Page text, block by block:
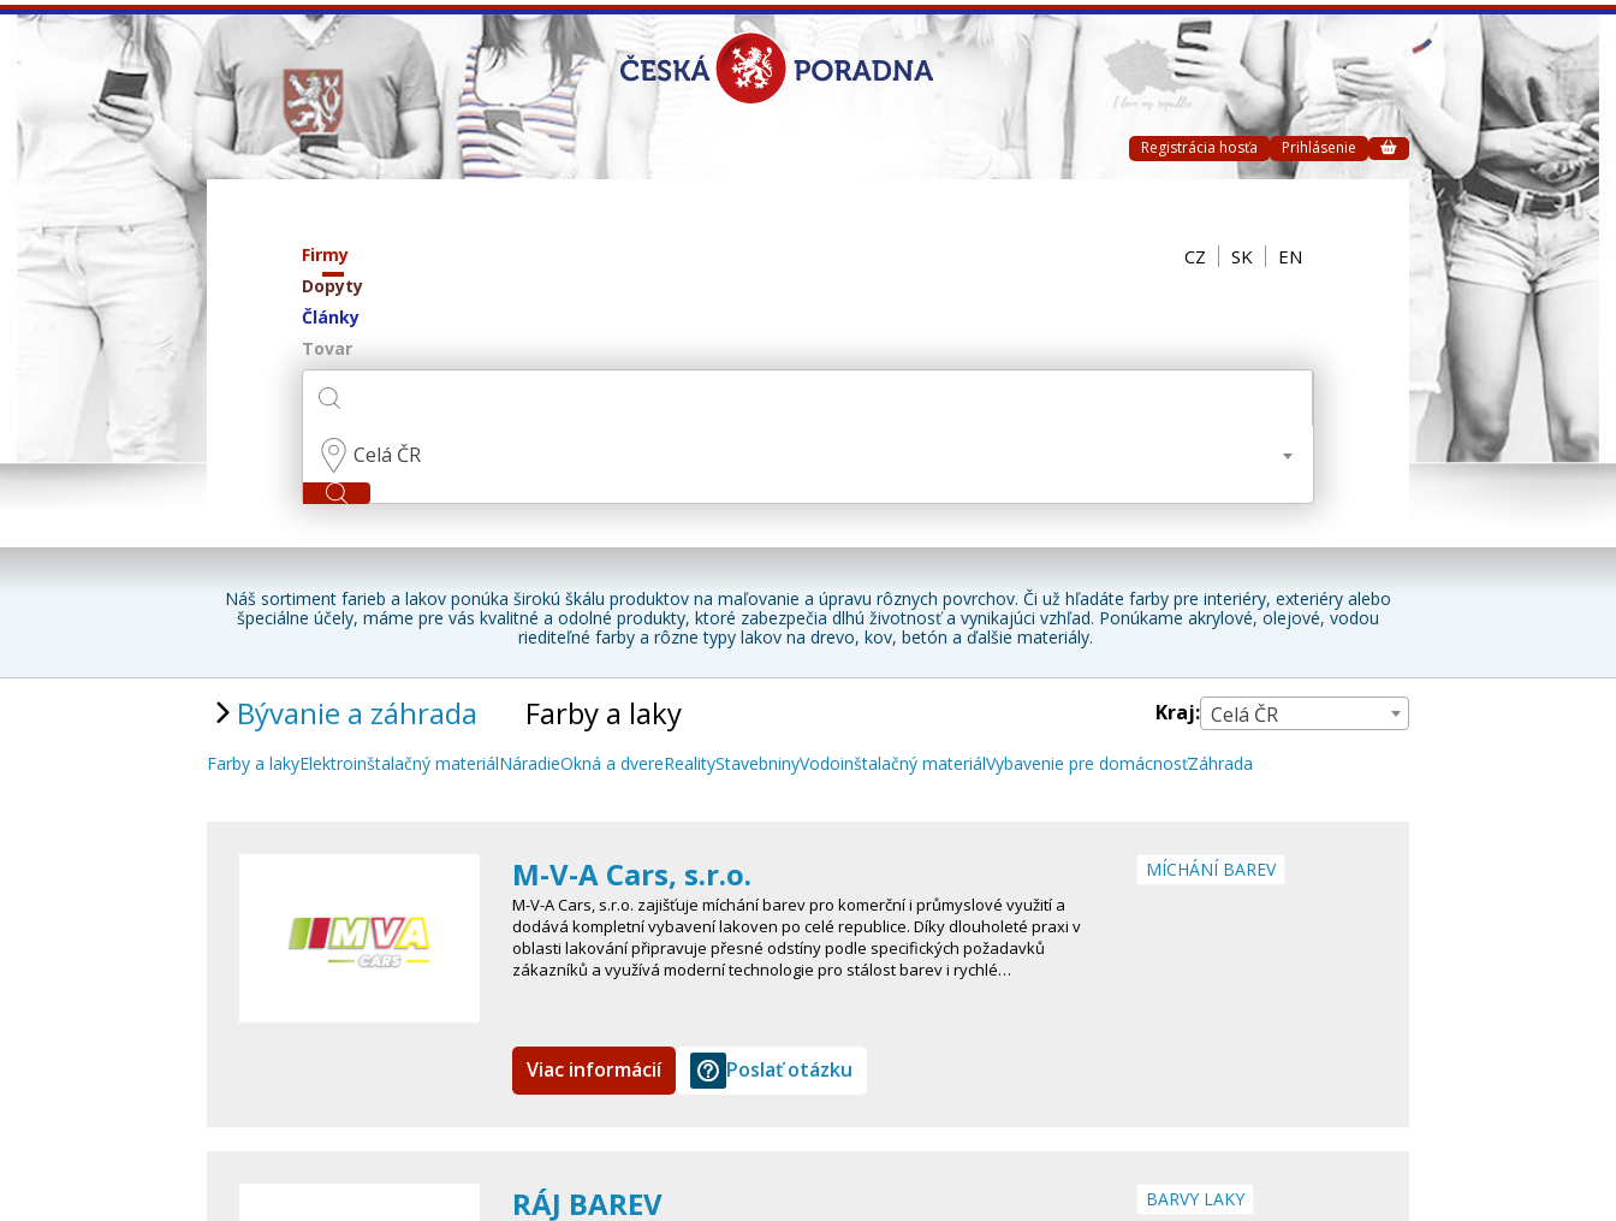
Registrácia hosťa Prihlásenie
Firmy
Dopyty
Články
Tovar
CZ SK EN
Celá ČR
Náš sortiment farieb a lakov ponúka širokú škálu produktov na maľovanie a úpravu rôznych povrchov. Či už hľadáte farby pre interiéry, exteriéry alebo
špeciálne účely, máme pre vás kvalitné a odolné produkty, ktoré zabezpečia dlhú životnosť a vynikajúci vzhľad. Ponúkame akrylové, olejové, vodou
riediteľné farby a rôzne typy lakov na drevo, kov, betón a ďalšie materiály.
Bývanie a záhrada Farby a laky Kraj: Celá ČR
Farby a lakyElektroinštalačný materiálNáradieOkná a dvereRealityStavebninyVodoinštalačný materiálVybavenie pre domácnosťZáhrada
M-V-A Cars, s.r.o.
M-V-A Cars, s.r.o. zajišťuje míchání barev pro komerční i průmyslové využití a
dodává kompletní vybavení lakoven po celé republice. Díky dlouholeté praxi v
oblasti lakování připravuje přesné odstíny podle specifických požadavků
zákazníků a využívá moderní technologie pro stálost barev i rychlé…
MÍCHÁNÍ BAREV
Viac informácií Poslať otázku
RÁJ BAREV BARVY LAKY